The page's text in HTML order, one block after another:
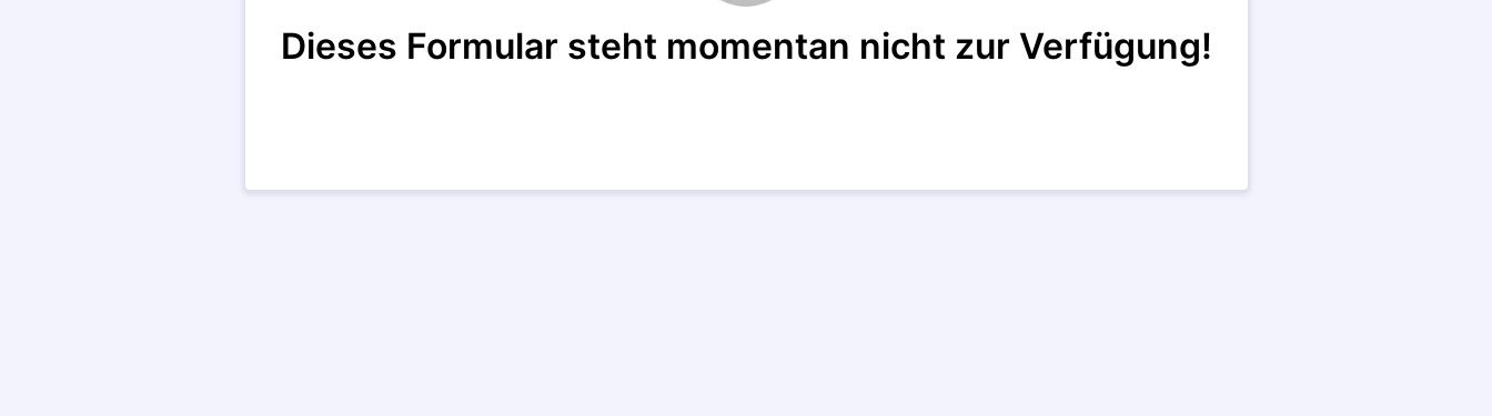
Dieses Formular steht momentan nicht zur Verfügung!